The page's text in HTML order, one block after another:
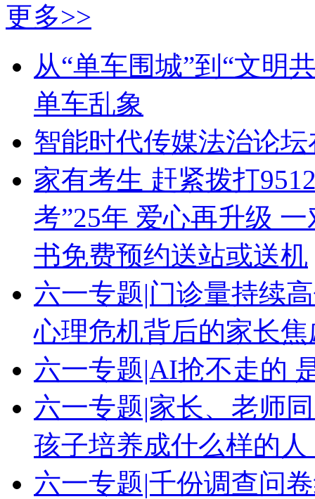
更多>>
从“单车围城”到“文明
单车乱象
智能时代传媒法治论
家有考生 赶紧拨打
考”25年 爱心再升级
书免费预约送站或送机
六一专题|门诊量持续
心理危机背后的家长
六一专题|AI抢不走的
六一专题|家长、老师
孩子培养成什么样的人
六一专题|千份调查问